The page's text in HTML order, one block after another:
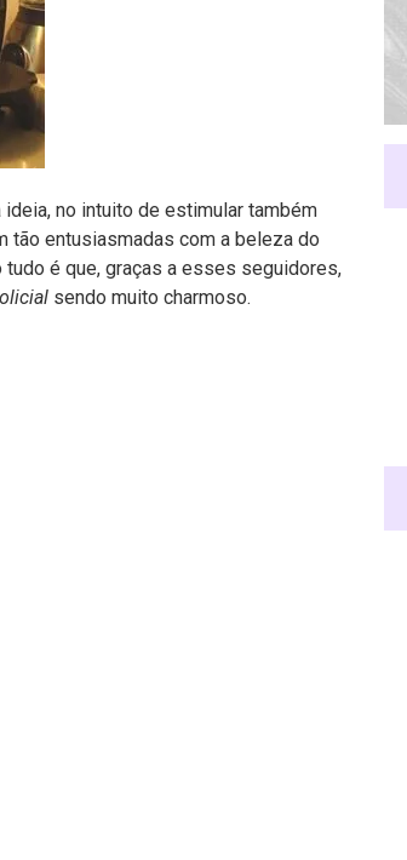
no intuito de estimular também
tão entusiasmadas com a beleza do
é que, graças a esses seguidores,
sendo muito charmoso.